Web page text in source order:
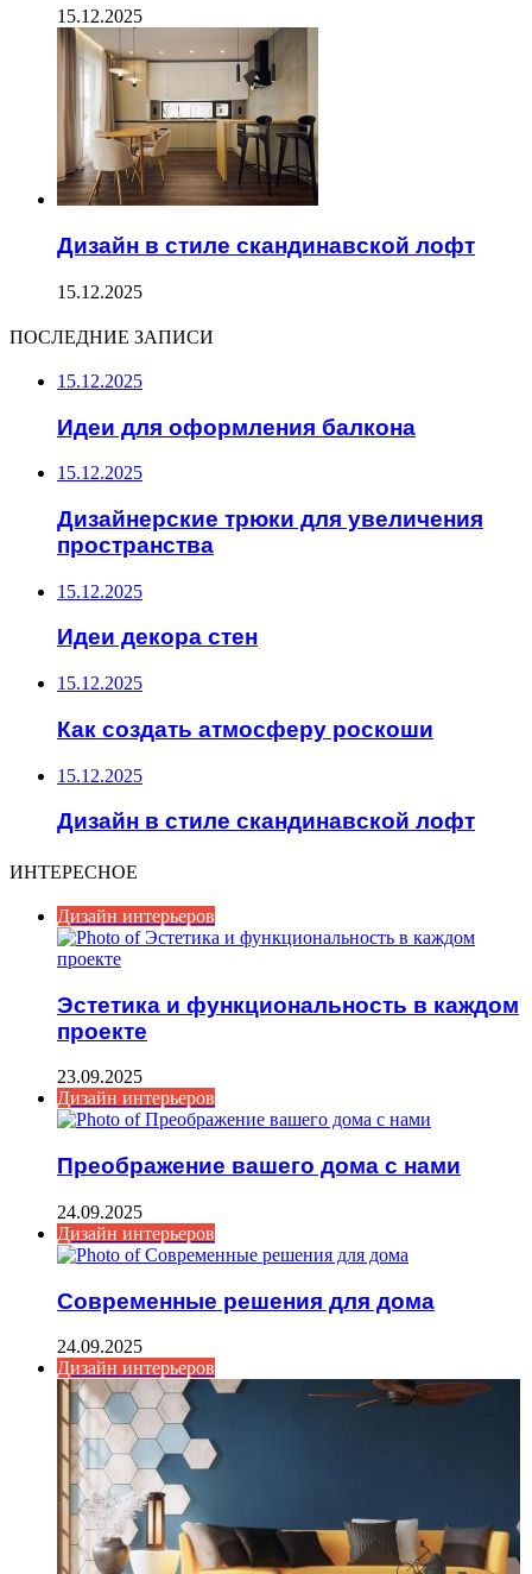
15.12.2025
Дизайн в стиле скандинавской лофт
15.12.2025
ПОСЛЕДНИЕ ЗАПИСИ
15.12.2025
Идеи для оформления балкона
15.12.2025
Дизайнерские трюки для увеличения
пространства
15.12.2025
Идеи декора стен
15.12.2025
Как создать атмосферу роскоши
15.12.2025
Дизайн в стиле скандинавской лофт
ИНТЕРЕСНОЕ
Дизайн интерьеров
Эстетика и функциональность в каждом
проекте
23.09.2025
Дизайн интерьеров
Преображение вашего дома с нами
24.09.2025
Дизайн интерьеров
Современные решения для дома
24.09.2025
Дизайн интерьеров